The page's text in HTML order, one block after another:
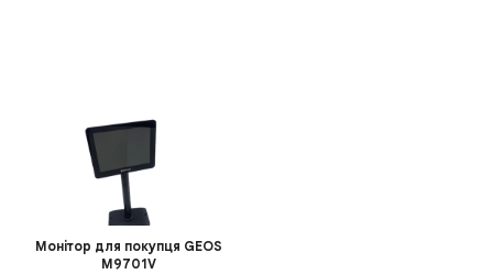
Монітор для покупця GEOS
M9701V